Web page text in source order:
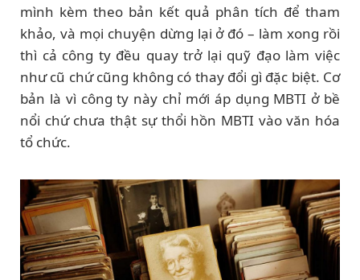
mình kèm theo bản kết quả phân tích để tham
khảo, và mọi chuyện dừng lại ở đó – làm xong rồi
thì cả công ty đều quay trở lại quỹ đạo làm việc
như cũ chứ cũng không có thay đổi gì đặc biệt. Cơ
bản là vì công ty này chỉ mới áp dụng MBTI ở bề
nổi chứ chưa thật sự thổi hồn MBTI vào văn hóa
tổ chức.